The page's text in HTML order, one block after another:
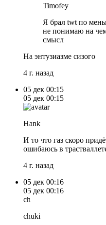
Timofey
Я брал twt по
не понимаю на
смысл
На энтузиазме сизого
4 г. назад
05 дек 00:15
05 дек 00:15
Hank
И то что газ скоро
ошибаюсь в
4 г. назад
05 дек 00:16
05 дек 00:16
ch
chuki